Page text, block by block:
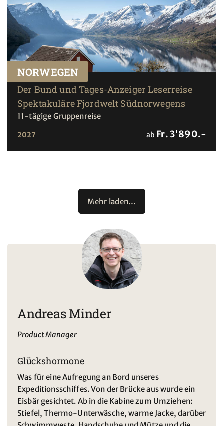
NORWEGEN
Der Bund und Tages-Anzeiger Leserreise
Spektakuläre Fjordwelt Südnorwegens
11-tägige Gruppenreise
2027 ab Fr. 3'890.-
Mehr laden…
Andreas Minder
Product Manager
Glückshormone
Was für eine Aufregung an Bord unseres
Expeditionsschiffes. Von der Brücke aus wurde ein
Eisbär gesichtet. Ab in die Kabine zum Umziehen:
Stiefel, Thermo-Unterwäsche, warme Jacke, darüber